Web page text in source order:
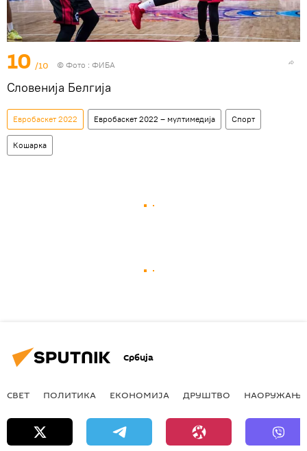
10 /10 © Фото : ФИБА
Словенија Белгија
Евробаскет 2022 Евробаскет 2022 – мултимедија Спорт
Кошарка
Србија
СВЕТ ПОЛИТИКА ЕКОНОМИЈА ДРУШТВО НАОРУЖАЊЕ